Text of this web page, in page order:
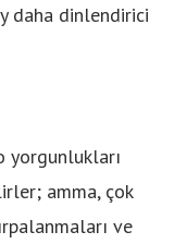
daha dinlendirici
yorgunlukları
amma, çok
ve